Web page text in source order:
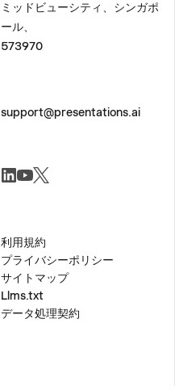
ミッドビューシティ、シンガポ
ール、
573970
support@presentations.ai
利用規約
プライバシーポリシー
サイトマップ
Llms.txt
データ処理契約